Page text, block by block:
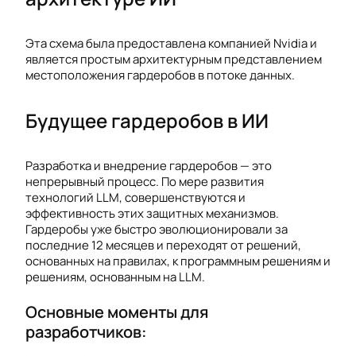
Эта схема была предоставлена компанией Nvidia и
является простым архитектурным представлением
местоположения гардеробов в потоке данных.
Будущее гардеробов в ИИ
Разработка и внедрение гардеробов — это
непрерывный процесс. По мере развития
технологий LLM, совершенствуются и
эффективность этих защитных механизмов.
Гардеробы уже быстро эволюционировали за
последние 12 месяцев и переходят от решений,
основанных на правилах, к программным решениям и
решениям, основанным на LLM.
Основные моменты для
разработчиков: